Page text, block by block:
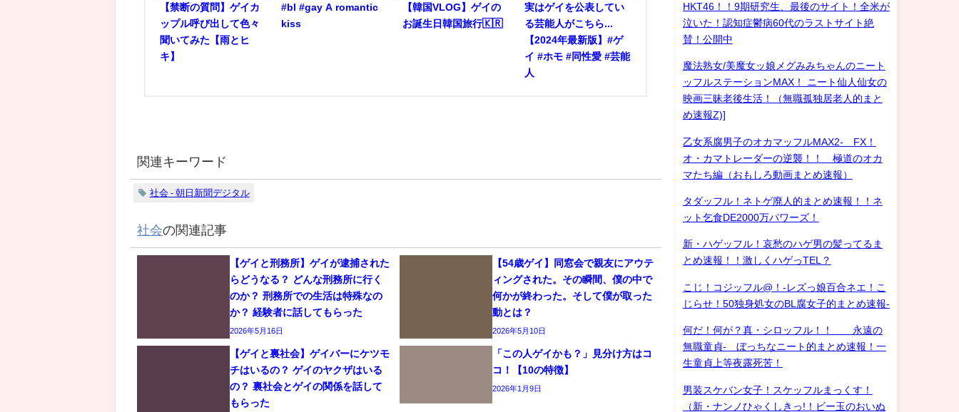
【禁断の質問】ゲイカ
ップル呼び出して色々
聞いてみた【雨とヒ
キ】
#bl #gay A romantic
kiss
【韓国VLOG】ゲイの
お誕生日韓国旅行🇰🇷
実はゲイを公表してい
る芸能人がこちら...
【2024年最新版】#ゲ
イ #ホモ #同性愛 #芸能
人
関連キーワード
社会 - 朝日新聞デジタル
社会の関連記事
【ゲイと刑務所】ゲイが逮捕された
らどうなる？ どんな刑務所に行く
のか？ 刑務所での生活は特殊なの
か？ 経験者に話してもらった
2026年5月16日
【54歳ゲイ】同窓会で親友にアウテ
ィングされた。その瞬間、僕の中で
何かが終わった。そして僕が取った
動とは？
2026年5月10日
【ゲイと裏社会】ゲイバーにケツモ
チはいるの？ ゲイのヤクザはいる
の？ 裏社会とゲイの関係を話して
もらった
「この人ゲイかも？」見分け方はコ
コ！【10の特徴】
2026年1月9日
HKT46！！9期研究生、最後のサイト！全米が
泣いた！認知症鬱病60代のラストサイト絶
賛！公開中
魔法熟女/美魔女ッ娘メグみみちゃんのニート
ッフルステーションMAX！ ニート仙人仙女の
映画三昧老後生活！（無職孤独居老人的まと
め速報Z)]
乙女系腐男子のオカマッフルMAX2- FX！
オ・カマトレーダーの逆襲！！ 極道のオカ
マたち編（おもしろ動画まとめ速報）
タダッフル！ネトゲ廃人的まとめ速報！！ネ
ット乞食DE2000万パワーズ！
新・ハゲッフル！哀愁のハゲ男の髪ってるま
とめ速報！！激しくハゲっTEL？
こじ！コジッフル@！-レズっ娘百合ネエ！こ
じらせ！50独身処女のBL腐女子的まとめ速報-
何だ！何が？真・シロッフル！！ 永遠の
無職童貞- ぼっちなニート的まとめ速報！一
生童貞上等夜露死苦！
男装スケバン女子！スケッフルまっくす！
（新・ナンノひゃくしきっ!！ビー玉のおいぬ